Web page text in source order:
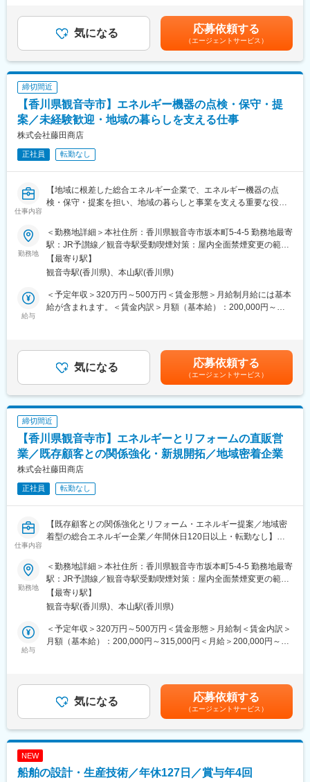
OJTや実務を通じた学習に加え、必要に応じて外部研修の受講も
可能です。
転勤なし、マイカー通勤可、完全週休2日制・年間休日120日。残
業は月平均20時間以内でワークライフバランスを重視していま
す。
■想定されるキャリアパス
リーダー候補としてのスタートから、将来的には総務部門のマネ
■企業の特徴/魅力
密着し多角的な事業を展開。長い歴史と安定した基盤を持ち、働
きやすさと成長環境を両立しています。
変更の範囲：会社の定める業務
売を行います。既存顧客には定期訪問や商談を通じて関係性を深
め、お困りごとやニーズに応じた商品・サービスを提案。新規顧
客開拓も積極的に行い、地域のエネルギー供給拡大に貢献しま
■扱うサービス
エネルギー（LPガス、石油、電気）卸・小売、住宅設備機器、リ
フォーム、太陽光発電など多角的な商品・サービスを取り扱いま
す。
■組織構成
■業務の魅力
貢献できます。資格取得支援制度もあり、未経験からでも専門性
を高めながら成長できます。
■教育体制
制を用意。業界未経験者も活躍しています。
層へのキャリアアップも可能です。
■企業の特徴/魅力
地域の多様なニーズに応え、エネルギーと暮らしの提案を通じて
「誠実・堅実・挑戦」を実践。働きやすさとやりがいを両立でき
る環境です。
変更の範囲：会社の定める業務
給(月額)は固定手当を含めた表記です。
気になる 応募依頼する
（エージェントサービス）
締切間近
【香川県観音寺市】エネルギー機器の点検・保守・提
案／未経験歓迎・地域の暮らしを支える仕事
株式会社藤田商店
正社員 転勤なし
仕事内容
【地域に根差した総合エネルギー企業で、エネルギー機器の点
検・保守・提案を担い、地域の暮らしと事業を支える重要な役割
■業務概要
当社の既存のお客様や取引先のお客様宅・事業所を訪問し、ガ
ス・電気・水道など生活や事業に欠かせないエネルギー関連機器
の点検・保守、設備工事の管理や設置工事の管理業務、さらには
お客様のニーズに応じた各種エネルギー機器やサービスのご提案
を担当いただきます。今後はリフォーム事業の拡大も見据えてお
・ガス、電気、水道設備の点検や保守業務
・設備機器の設置工事の立ち合いや管理
・お客様の要望に沿ったエネルギー機器や関連サービスのご提案
術の習得
・関係会社や職人との調整、現場管理
・お客様の快適な暮らしや事業運営をサポートするアフターフォ
ロー
ガス設備工事、電気工事、水道工事、リフォーム、省エネ・脱炭
■組織構成
くらしサポート部に所属し、現場業務や顧客対応のプロフェッシ
■業務の魅力
エネルギーの安定供給を通じて地域に貢献し、お客様から直接感
謝の言葉をいただけるやりがいの大きな仕事です。未経験からで
■教育体制
■就業環境
完全週休二日制で年間休日120日以上。マイカー通勤可、転勤な
現場の経験を積みながら、将来的にはリーダーや工事管理者、営
業企画など幅広いキャリアを描くことができます。
勤務地
＜勤務地詳細＞本社住所：香川県観音寺市坂本町5-4-5 勤務地最寄
駅：JR予讃線／観音寺駅受動喫煙対策：屋内全面禁煙変更の範
囲：会社の定める事業所
【最寄り駅】
観音寺駅(香川県)、本山駅(香川県)
給与
＜予定年収＞320万円～500万円＜賃金形態＞月給制月給には基本
給が含まれます。＜賃金内訳＞月額（基本給）：200,000円～
て上下する可能性があります。月給(月額)は固定手当を含めた表記
です。 気になる 応募依頼する
（エージェントサービス）
締切間近
【香川県観音寺市】エネルギーとリフォームの直販営
業／既存顧客との関係強化・新規開拓／地域密着企業
株式会社藤田商店
正社員 転勤なし
仕事内容
【既存顧客との関係強化とリフォーム・エネルギー提案／地域密
着型の総合エネルギー企業／年間休日120日以上・転勤なし】
■業務概要
当社は1883年創業以来、エネルギーの供給およびリフォーム事業
を通じて地域に貢献しています。本ポジションでは、香川県観音
寺市を中心に、ご家庭や業務店、企業様へのエネルギー（LPガ
ス・石油製品・電気）及びリフォームの提案営業を担当します。
既存のお客様との信頼関係を深めながら、快適な住環境や業務環
境の実現をサポートします。
課題のヒアリング
・リフォーム（キッチン・バス・トイレ等）や省エネ設備の提
ト進行
勤務地
＜勤務地詳細＞本社住所：香川県観音寺市坂本町5-4-5 勤務地最寄
駅：JR予讃線／観音寺駅受動喫煙対策：屋内全面禁煙変更の範
囲：会社の定める事業所
【最寄り駅】
観音寺駅(香川県)、本山駅(香川県)
給与
＜予定年収＞320万円～500万円＜賃金形態＞月給制＜賃金内訳＞
月額（基本給）：200,000円～315,000円＜月給＞200,000円～
額)は固定手当を含めた表記です。
気になる 応募依頼する
（エージェントサービス）
NEW
船舶の設計・生産技術／年休127日／賞与年4回